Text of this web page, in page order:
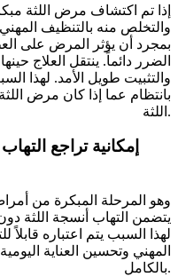
إذا تم اكتشاف مرض اللثة
والتخلص منه بالتنظيف
بمجرد أن يؤثر المرض على
الضرر دائماً. ينتقل العلاج
والتثبيت طويل الأمد. لهذا
بانتظام عما إذا كان مرض
اللثة.
إمكانية تراجع
يتضمن التهاب أنسجة اللثة
لهذا السبب يتم اعتباره قابلاً
المهني وتحسين العناية
بالكامل.